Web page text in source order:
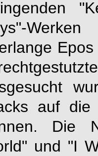
auf die
Die
und "I